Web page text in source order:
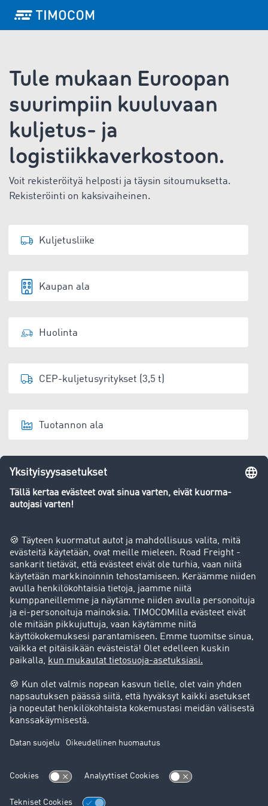
Tule mukaan Euroopan
suurimpiin kuuluvaan
kuljetus- ja
logistiikkaverkostoon.
Voit rekisteröityä helposti ja täysin sitoumuksetta.
Rekisteröinti on kaksivaiheinen.
Kuljetusliike
Kaupan ala
Huolinta
CEP-kuljetusyritykset (3,5 t)
Tuotannon ala
Varastoija
Yksityishenkilö
Yhteystiedot
+49 211 88 26 88 26
+49 211 88 26 53 00
sales.nordic@timocom.com